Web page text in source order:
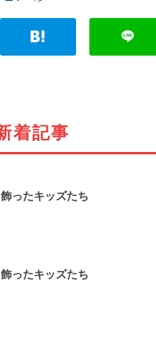
着記事
ったキッズたち
ったキッズたち